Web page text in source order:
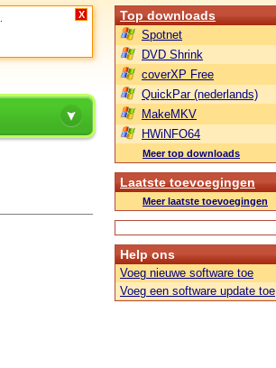
X Top downloads
Spotnet
DVD Shrink
coverXP Free
QuickPar (nederlands)
MakeMKV
HWiNFO64
Meer top downloads
Laatste toevoegingen
Meer laatste toevoegingen
Help ons
Voeg nieuwe software toe
Voeg een software update toe